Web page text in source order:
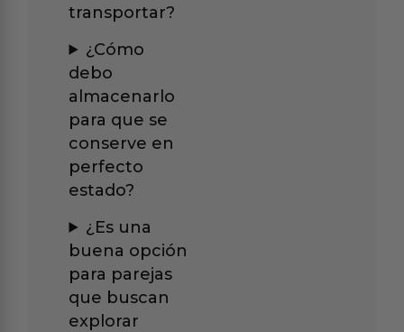
transportar?
¿Cómo
debo
almacenarlo
para que se
conserve en
perfecto
estado?
¿Es una
buena opción
para parejas
que buscan
explorar